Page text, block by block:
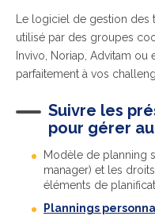
Le logiciel de gestion
utilisé par des groupes
Invivo, Noriap, Advitam ou
parfaitement à vos
Suivre les
pour gérer
Modèle de planning
manager) et les
éléments de
Plannings